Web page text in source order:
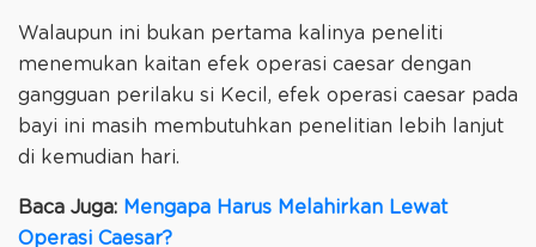
Walaupun ini bukan pertama kalinya peneliti
menemukan kaitan efek operasi caesar dengan
gangguan perilaku si Kecil, efek operasi caesar pada
bayi ini masih membutuhkan penelitian lebih lanjut
di kemudian hari.
Baca Juga: Mengapa Harus Melahirkan Lewat
Operasi Caesar?